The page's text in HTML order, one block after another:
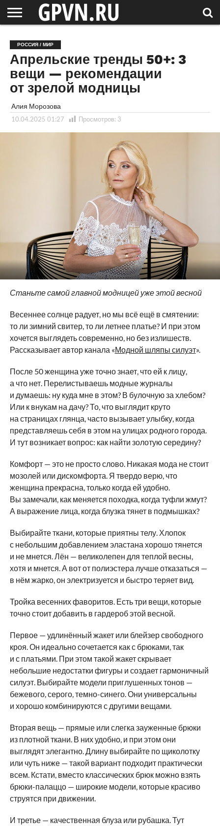
ОБЛАСТЬ
НОВОСТИ
СОСЕДЕЙ
РОССИЯ
/ МИР
СПЕЦПРОЕКТЫ
БЛОГ
СТАТЬИ
ФОТОРЕПОРТАЖИ
ИНТЕРВЬЮ
ОБЪЕКТЫ
ПОДБОРКИ
РОССИЯ / МИР
Апрельские тренды 50+: 3
вещи — рекомендации
от зрелой модницы
Алия Морозова
10.04.2025 01:27 Просмотров: 3
Станьте самой главной модницей уже этой весной
Весеннее солнце радует, но мы всё ещё в смятении:
то ли зимний свитер, то ли летнее платье? И при этом
хочется выглядеть современно, но без излишеств.
Рассказывает автор канала «Модной шляпы силуэт».
После 50 женщина уже точно знает, что ей к лицу,
а что нет. Перелистываешь модные журналы
и думаешь: ну куда мне в этом? В булочную за хлебом?
Или к внукам на дачу? То, что выглядит круто
на страницах глянца, часто вызывает улыбку, когда
представляешь себя в этом на улицах родного города.
И тут возникает вопрос: как найти золотую середину?
Комфорт — это не просто слово. Никакая мода не стоит
мозолей или дискомфорта. Я твердо верю, что
женщина прекрасна, только когда ей удобно.
Вы замечали, как меняется походка, когда туфли жмут?
А выражение лица, когда блузка тянет в подмышках?
Выбирайте ткани, которые приятны телу. Хлопок
с небольшим добавлением эластана хорошо тянется
и не мнется. Лён — великолепен для теплой весны,
хотя и мнется. А вот от полиэстера лучше отказаться —
в нём жарко, он электризуется и быстро теряет вид.
Тройка весенних фаворитов. Есть три вещи, которые
точно стоит добавить в гардероб этой весной.
Первое — удлинённый жакет или блейзер свободного
кроя. Он идеально сочетается как с брюками, так
и с платьями. При этом такой жакет скрывает
небольшие недостатки фигуры и создает гармоничный
силуэт. Выбирайте модели приглушенных тонов —
бежевого, серого, темно-синего. Они универсальны
и хорошо комбинируются с другими вещами.
Вторая вещь — прямые или слегка зауженные брюки
из плотной ткани. В них удобно, и при этом они
выглядят элегантно. Длину выбирайте по щиколотку
или чуть ниже — такой вариант подходит практически
всем. Кстати, вместо классических брюк можно взять
брюки-палаццо — широкие модели, которые красиво
струятся при движении.
И третье — качественная блуза или рубашка. Тут